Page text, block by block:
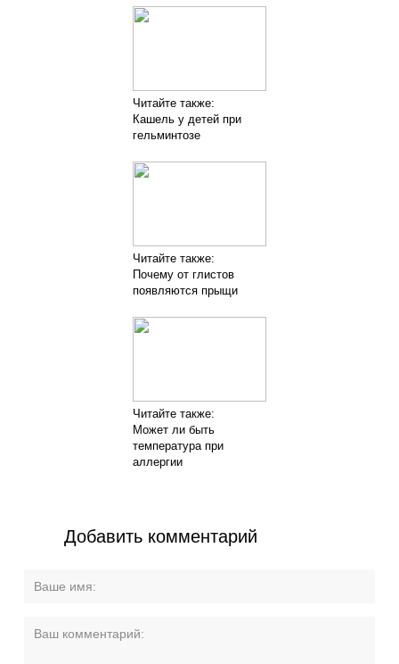
Читайте также:
Кашель у детей при
гельминтозе
Читайте также:
Почему от глистов
появляются прыщи
Читайте также:
Может ли быть
температура при
аллергии
Добавить комментарий